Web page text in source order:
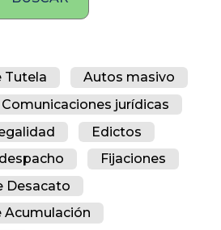
Tutela
Autos masivo
Comunicaciones jurídicas
Edictos
Fijaciones
Desacato
Acumulación